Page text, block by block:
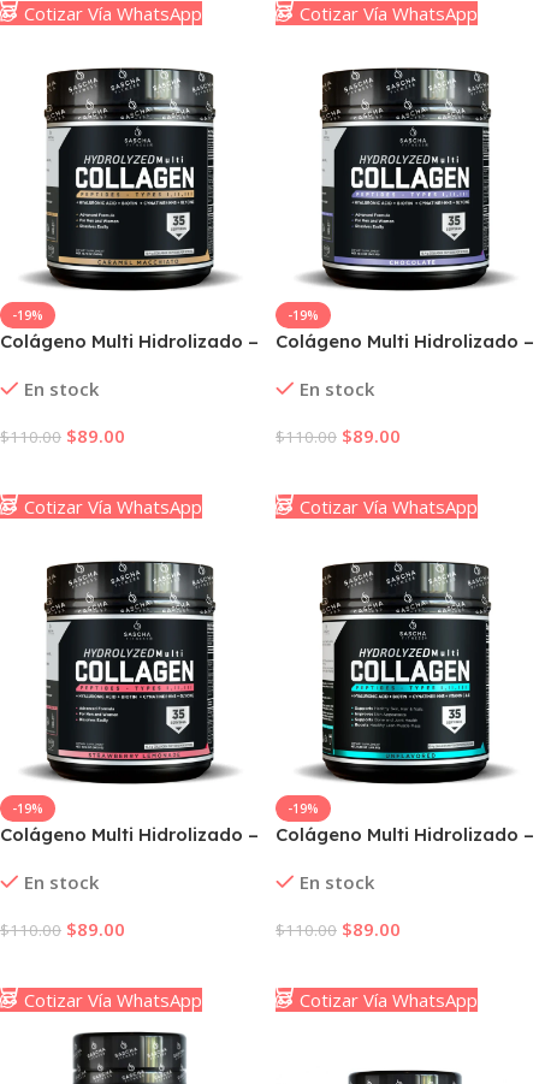
Cotizar Vía WhatsApp Cotizar Vía WhatsApp
-19%
Colágeno Multi Hidrolizado –
En stock
$110.00 $89.00
Cotizar Vía WhatsApp
-19%
Colágeno Multi Hidrolizado –
En stock
$110.00 $89.00
Cotizar Vía WhatsApp
-19%
Colágeno Multi Hidrolizado –
En stock
$110.00 $89.00
Cotizar Vía WhatsApp
-19%
Colágeno Multi Hidrolizado –
En stock
$110.00 $89.00
Cotizar Vía WhatsApp